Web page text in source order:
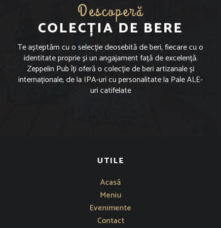
Descoperă
COLECȚIA DE BERE
Te așteptăm cu o selecție deosebită de beri, fiecare cu o
identitate proprie și un angajament față de excelență.
Zeppelin Pub îți oferă o colecție de beri artizanale și
internaționale, de la IPA-uri cu personalitate la Pale ALE-
uri catifelate
UTILE
Acasă
Meniu
Evenimente
Contact